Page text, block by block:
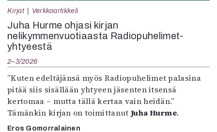
Kirjat Verkkoartikkeli
Juha Hurme ohjasi kirjan
nelikymmenvuotiaasta Radiopuhelimet-
yhtyeestä
2–3/2026
”Kuten edeltäjänsä myös Radiopuhelimet palasina
pitää siis sisällään yhtyeen jäsenten itsensä
kertomaa – mutta tällä kertaa vain heidän.”
Tämänkin kirjan on toimittanut Juha Hurme.
Eros Gomorralainen